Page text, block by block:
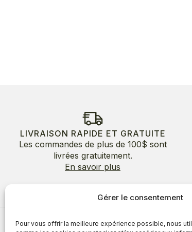
Gérer le consentement
Pour vous offrir la meilleure expérience possible, nous
LIVRAISON RAPIDE ET GRATUITE
Les commandes de plus de 100$ sont
livrées gratuitement.
En savoir plus